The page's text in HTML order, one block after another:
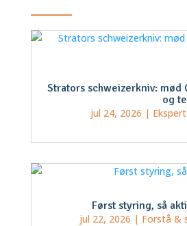
Strators schweizerkniv: mød
og
jul 24, 2026 |
Først styring, så
jul 22, 2026 | Forstå &